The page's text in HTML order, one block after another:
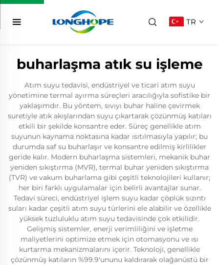
TR
buharlaşma atık su işleme
Atım suyu tedavisi, endüstriyel ve ticari atım suyu
yönetimine termal ayırma süreçleri aracılığıyla sofistike bir
yaklaşımdır. Bu yöntem, sıvıyı buhar haline çevirmek
suretiyle atık akışlarından suyu çıkartarak çözünmüş katıları
etkili bir şekilde konsantre eder. Süreç genellikle atım
suyunun kaynama noktasına kadar ısıtılmasıyla yapılır; bu
durumda saf su buharlaşır ve konsantre edilmiş kirlilikler
geride kalır. Modern buharlaşma sistemleri, mekanik buhar
yeniden sıkıştırma (MVR), termal buhar yeniden sıkıştırma
(TVR) ve vakum buharlama gibi çeşitli teknolojileri kullanır;
her biri farklı uygulamalar için belirli avantajlar sunar.
Tedavi süreci, endüstriyel işlem suyu kadar çöplük sızıntı
suları kadar çeşitli atım suyu türlerini ele alabilir ve özellikle
yüksek tuzluluklu atım suyu tedavisinde çok etkilidir.
Gelişmiş sistemler, enerji verimliliğini ve işletme
maliyetlerini optimize etmek için otomasyonu ve ısı
kurtarma mekanizmalarını içerir. Teknoloji, genellikle
çözünmüş katıların %99.9'ununu kaldırarak olağanüstü bir